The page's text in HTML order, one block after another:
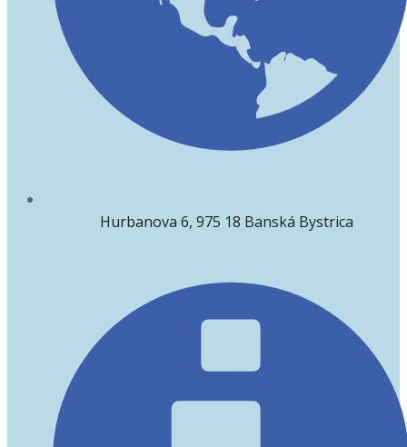
Hurbanova 6, 975 18 Banská Bystrica